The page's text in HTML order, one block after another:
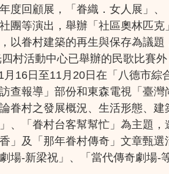
度回顧展，「眷織．女人展」
團等演出，舉辦「社區奧林匹
以眷村建築的再生與保存為議
村活動中心已舉辦的民歌比賽
16日至11月20日在「八德市綜
查報導」部份和東森電視「臺
眷村之發展概況、生活形態、
、「眷村台客幫幫忙」為主題
」及「那年眷村傳奇」文章甄選
場-新梁祝」、「當代傳奇劇